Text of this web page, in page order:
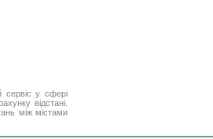
сервіс у сфері
відстані.
між містами